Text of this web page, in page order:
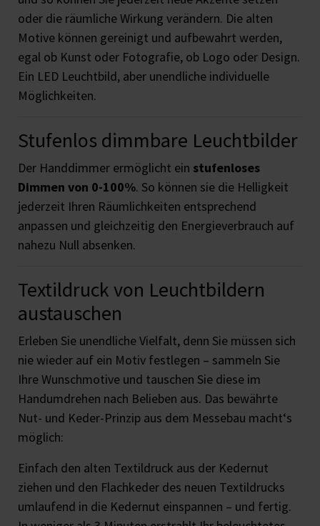
oder die räumliche Wirkung verändern. Die alten
Motive können gereinigt und aufbewahrt werden,
egal ob Kunst oder Fotografie, ob Logo oder Design.
Ein LED Leuchtbild, aber unendliche individuelle
Möglichkeiten.
Stufenlos dimmbare Leuchtbilder
Der Handdimmer ermöglicht ein stufenloses
Dimmen von 0-100%. So können sie die Helligkeit
jederzeit Ihren Räumlichkeiten entsprechend
anpassen und gleichzeitig den Energieverbrauch auf
nahezu Null absenken.
Textildruck von Leuchtbildern
austauschen
Erleben Sie unendliche Vielfalt, denn Sie müssen sich
nie wieder auf ein Motiv festlegen – sammeln Sie
Ihre Wunschmotive und tauschen Sie diese im
Handumdrehen nach Belieben aus. Das bewährte
Nut- und Keder-Prinzip aus dem Messebau macht‘s
möglich:
Einfach den alten Textildruck aus der Kedernut
ziehen und den Flachkeder des neuen Textildrucks
umlaufend in die Kedernut einspannen – und fertig.